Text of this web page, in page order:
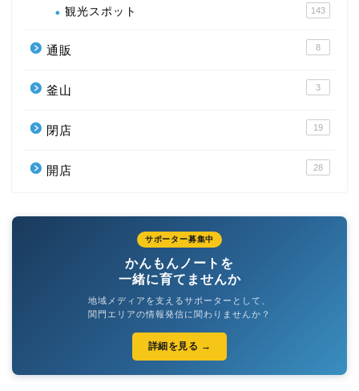
観光スポット 143
通販 8
釜山 3
閉店 19
開店 28
サポーター募集中
かんもんノートを
一緒に育てませんか
地域メディアを支えるサポーターとして、
関門エリアの情報発信に関わりませんか？
詳細を見る →